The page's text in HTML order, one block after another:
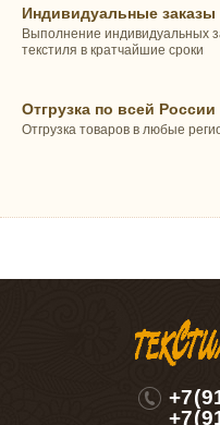
Индивидуальные заказы
Выполнение индивидуальных
текстиля в кратчайшие сроки
Отгрузка по всей России
Отгрузка товаров в любые